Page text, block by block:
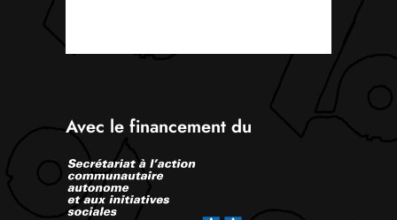
Avec le financement du